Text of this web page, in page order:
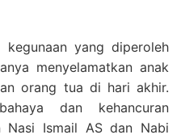
kegunaan yang diperoleh
menyelamatkan anak
orang tua di hari akhir.
dan kehancuran
Nasi Ismail AS dan Nabi